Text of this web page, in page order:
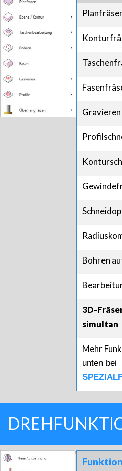
Gravieren
Bohren
3D-
simultan
Mehr
unten bei